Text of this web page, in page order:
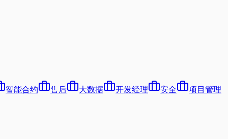
智能合约 售后 大数据 开发经理 安全 项目管理